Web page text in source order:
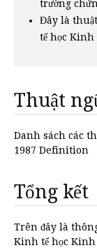
trường
Đây là
tế học Kinh
Thuật
Danh sách các
1987 Definition
Tổng kết
Trên đây là
Kinh tế học Kinh